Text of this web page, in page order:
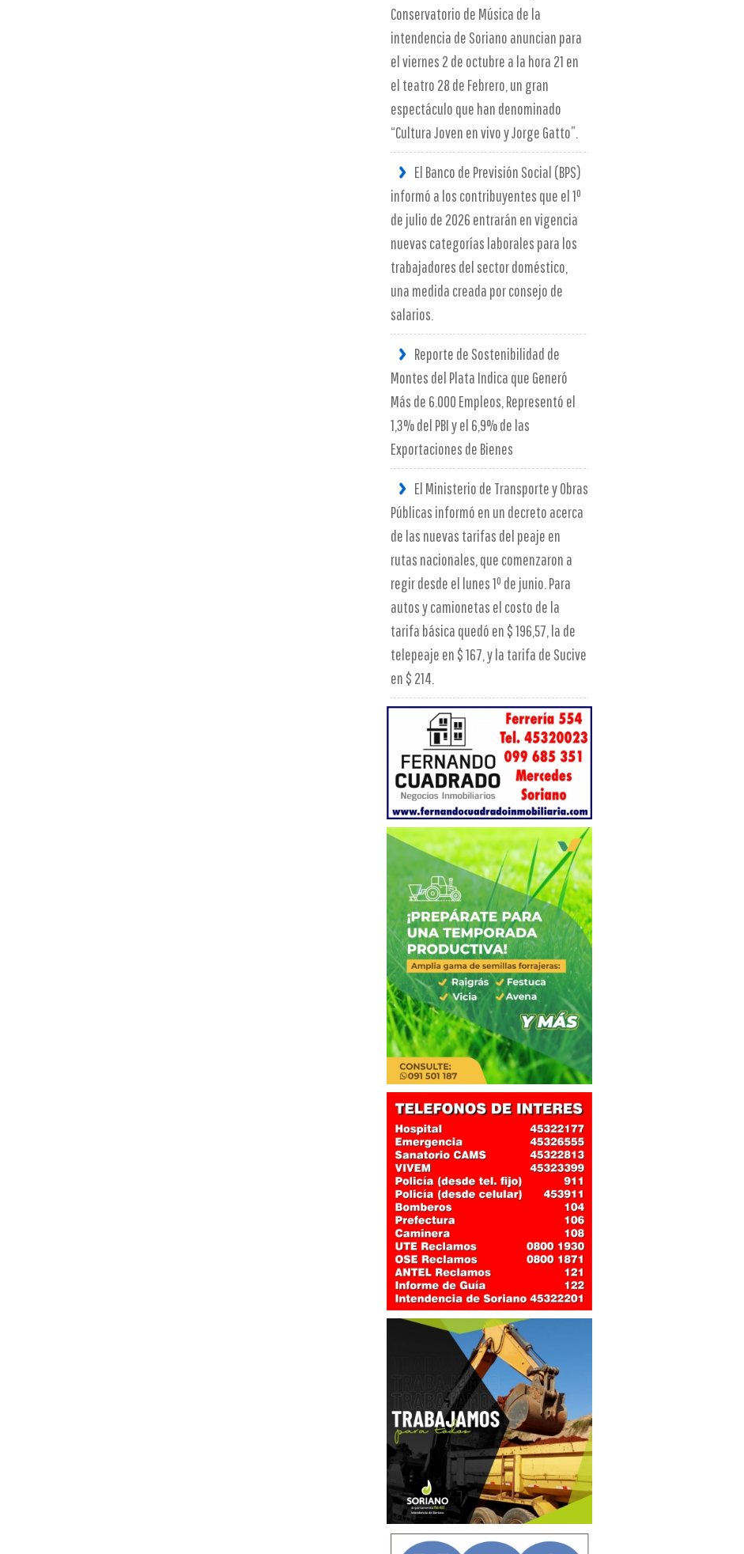
Conservatorio de Música de la
intendencia de Soriano anuncian para
el viernes 2 de octubre a la hora 21 en
el teatro 28 de Febrero, un gran
espectáculo que han denominado
“Cultura Joven en vivo y Jorge Gatto”.
El Banco de Previsión Social (BPS)
informó a los contribuyentes que el 1º
de julio de 2026 entrarán en vigencia
nuevas categorías laborales para los
trabajadores del sector doméstico,
una medida creada por consejo de
salarios.
Reporte de Sostenibilidad de
Montes del Plata Indica que Generó
Más de 6.000 Empleos, Representó el
1,3% del PBI y el 6,9% de las
Exportaciones de Bienes
El Ministerio de Transporte y Obras
Públicas informó en un decreto acerca
de las nuevas tarifas del peaje en
rutas nacionales, que comenzaron a
regir desde el lunes 1º de junio. Para
autos y camionetas el costo de la
tarifa básica quedó en $ 196,57, la de
telepeaje en $ 167, y la tarifa de Sucive
en $ 214.